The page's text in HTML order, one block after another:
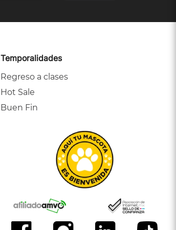
Temporalidades
Regreso a clases
Hot Sale
Buen Fin